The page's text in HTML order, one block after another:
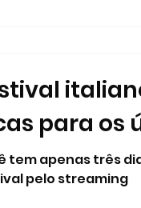
para os
tem apenas três
pelo streaming